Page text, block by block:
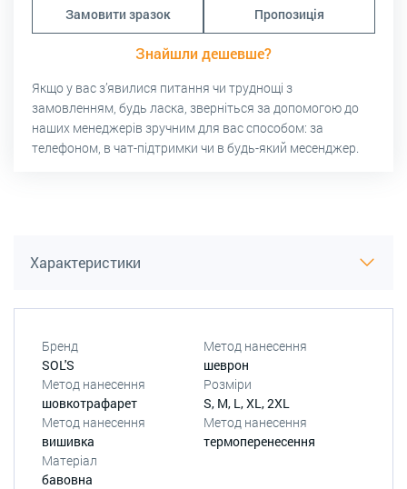
Замовити зразок Пропозиція
Знайшли дешевше?
Якщо у вас з’явилися питання чи труднощі з
замовленням, будь ласка, зверніться за допомогою до
наших менеджерів зручним для вас способом: за
телефоном, в чат-підтримки чи в будь-який месенджер.
Характеристики
Бренд
SOL'S
Метод нанесення
шеврон
Метод нанесення
шовкотрафарет
Розміри
S, M, L, XL, 2XL
Метод нанесення
вишивка
Метод нанесення
термоперенесення
Матеріал
бавовна